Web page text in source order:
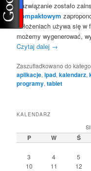
Rozwiązanie zostało
Kompaktowym
założeniach używa się w
możemy wygenerować,
Czytaj dalej →
Zaszufladkowano do
aplikacje,ipad,kalendarz,
programy,tablet
KALENDARZ
P W Ś
3
4 5
10
11 12